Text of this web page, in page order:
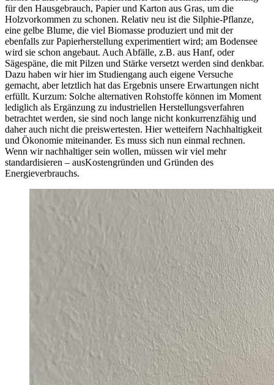
für den Hausgebrauch, Papier und Karton aus Gras, um die
Holzvorkommen zu schonen. Relativ neu ist die Silphie-Pflanze,
eine gelbe Blume, die viel Biomasse produziert und mit der
ebenfalls zur Papierherstellung experimentiert wird; am Bodensee
wird sie schon angebaut. Auch Abfälle, z.B. aus Hanf, oder
Sägespäne, die mit Pilzen und Stärke versetzt werden sind denkbar.
Dazu haben wir hier im Studiengang auch eigene Versuche
gemacht, aber letztlich hat das Ergebnis unsere Erwartungen nicht
erfüllt. Kurzum: Solche alternativen Rohstoffe können im Moment
lediglich als Ergänzung zu industriellen Herstellungsverfahren
betrachtet werden, sie sind noch lange nicht konkurrenzfähig und
daher auch nicht die preiswertesten. Hier wetteifern Nachhaltigkeit
und Ökonomie miteinander. Es muss sich nun einmal rechnen.
Wenn wir nachhaltiger sein wollen, müssen wir viel mehr
standardisieren – ausKostengründen und Gründen des
Energieverbrauchs.